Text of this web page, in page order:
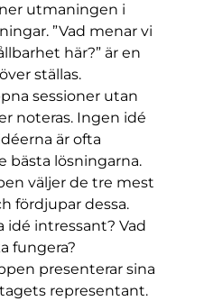
utmaningen i
”Vad menar vi
här?” är en
ställas.
sessioner utan
noteras. Ingen idé
är ofta
bästa lösningarna.
väljer de tre mest
fördjupar dessa.
idé intressant? Vad
fungera?
presenterar sina
representant.